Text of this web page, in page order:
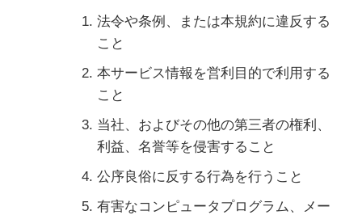
法令や条例、または本規約に違反する
こと
本サービス情報を営利目的で利用する
こと
当社、およびその他の第三者の権利、
利益、名誉等を侵害すること
公序良俗に反する行為を行うこと
有害なコンピュータプログラム、メー